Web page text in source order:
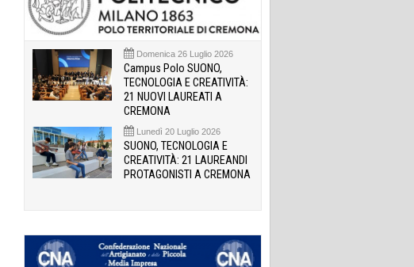
Domenica 26 Luglio 2026
Campus Polo SUONO,
TECNOLOGIA E CREATIVITÀ:
21 NUOVI LAUREATI A
CREMONA
Lunedì 20 Luglio 2026
SUONO, TECNOLOGIA E
CREATIVITÀ: 21 LAUREANDI
PROTAGONISTI A CREMONA